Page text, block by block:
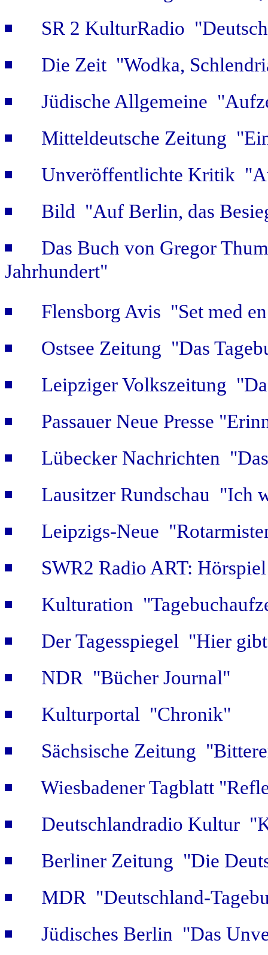
SR 2 KulturRadio
Die Zeit "Wodka,
Jüdische Allgemeine
Mitteldeutsche Zeitung
Unveröffentlichte Kritik
Bild "Auf Berlin, das
Das Buch von Gregor
Jahrhundert"
Flensborg Avis "Set med
Ostsee Zeitung "Das
Leipziger Volkszeitung
Passauer Neue Presse
Lübecker Nachrichten
Lausitzer Rundschau "Ich
Leipzigs-Neue
SWR2 Radio ART: Hörspiel
Kulturation
Der Tagesspiegel "Hier
NDR "Bücher Journal"
Kulturportal "Chronik"
Sächsische Zeitung
Wiesbadener Tagblatt
Deutschlandradio Kultur
Berliner Zeitung "Die
MDR "Deutschland-
Jüdisches Berlin "Das